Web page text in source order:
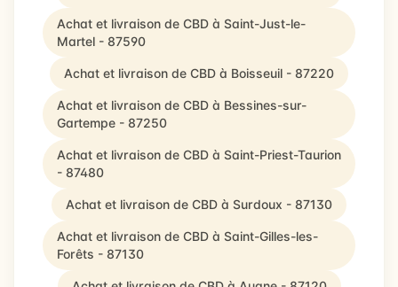
Achat et livraison de CBD à Saint-Just-le-
Martel - 87590
Achat et livraison de CBD à Boisseuil - 87220
Achat et livraison de CBD à Bessines-sur-
Gartempe - 87250
Achat et livraison de CBD à Saint-Priest-Taurion
- 87480
Achat et livraison de CBD à Surdoux - 87130
Achat et livraison de CBD à Saint-Gilles-les-
Forêts - 87130